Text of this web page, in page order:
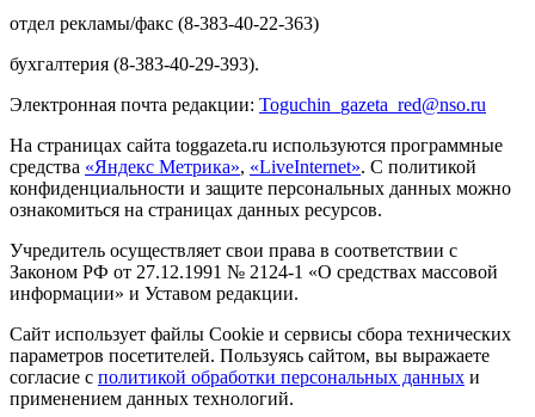
отдел рекламы/факс (8-383-40-22-363)
бухгалтерия (8-383-40-29-393).
Электронная почта редакции: Toguchin gazeta red@nso.ru
На страницах сайта toggazeta.ru используются программные
средства «Яндекс Метрика», «LiveInternet». С политикой
конфиденциальности и защите персональных данных можно
ознакомиться на страницах данных ресурсов.
Учредитель осуществляет свои права в соответствии с
Законом РФ от 27.12.1991 № 2124-1 «О средствах массовой
информации» и Уставом редакции.
Сайт использует файлы Cookie и сервисы сбора технических
параметров посетителей. Пользуясь сайтом, вы выражаете
согласие с политикой обработки персональных данных и
применением данных технологий.